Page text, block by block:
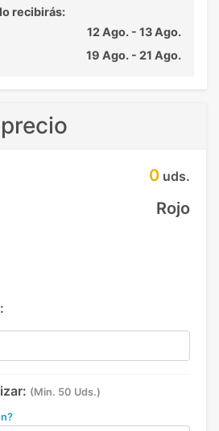
recibirás:
12 Ago. - 13 Ago.
19 Ago. - 21 Ago.
0 uds.
Rojo
(Min. 50 Uds.)